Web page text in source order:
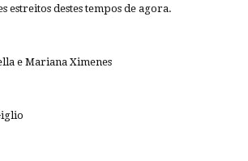
destes tempos de agora.
e Mariana Ximenes